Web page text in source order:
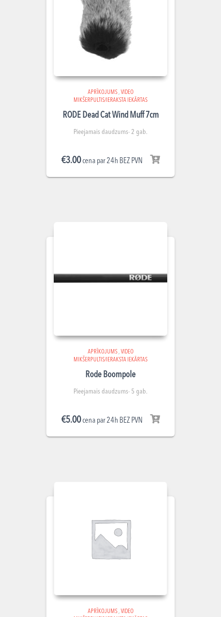
APRĪKOJUMS, VIDEO
MIKŠERPULTIS/IERAKSTA IEKĀRTAS
RODE Dead Cat Wind Muff 7cm
Pieejamais daudzums- 2 gab.
€3.00cena par 24h BEZ PVN
APRĪKOJUMS, VIDEO
MIKŠERPULTIS/IERAKSTA IEKĀRTAS
Rode Boompole
Pieejamais daudzums- 5 gab.
€5.00cena par 24h BEZ PVN
APRĪKOJUMS, VIDEO